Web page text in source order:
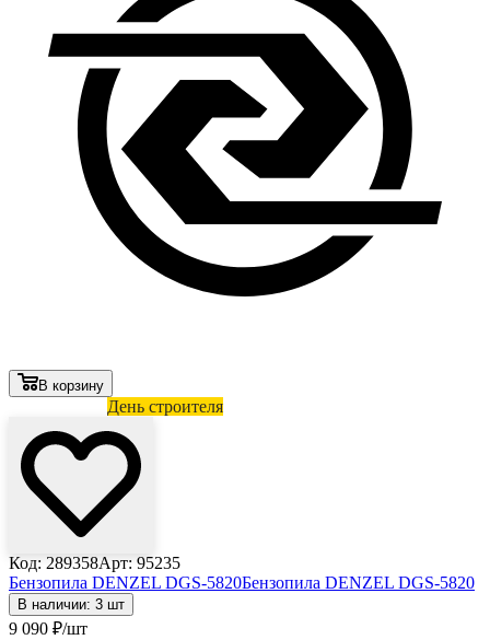
В корзину
День строителя
Код: 289358Арт: 95235
Бензопила DENZEL DGS-5820Бензопила DENZEL DGS-5820
В наличии: 3 шт
9 090 ₽/шт